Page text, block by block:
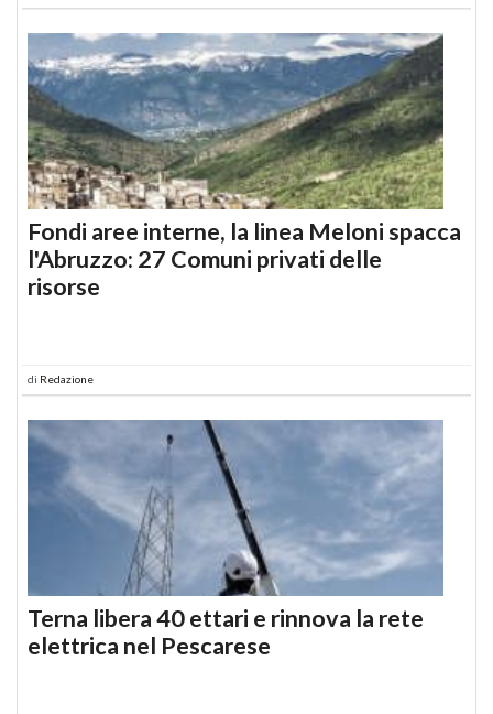
Fondi aree interne, la linea Meloni spacca
l'Abruzzo: 27 Comuni privati delle
risorse
di Redazione
Terna libera 40 ettari e rinnova la rete
elettrica nel Pescarese